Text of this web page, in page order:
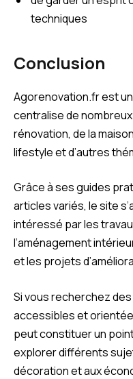
techniques
Conclusion
Agorenovation.fr est
centralise de
rénovation, de la
lifestyle et d’autres
Grâce à ses guides
articles variés, le site
intéressé par les
l’aménagement
et les projets
Si vous recherchez
accessibles et
peut constituer un
explorer différents
décoration et aux